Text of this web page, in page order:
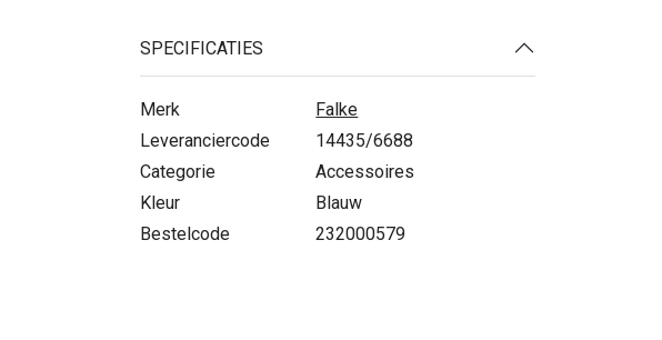
SPECIFICATIES
Merk
Falke
Leveranciercode
14435/6688
Categorie
Accessoires
Kleur
Blauw
Bestelcode
232000579